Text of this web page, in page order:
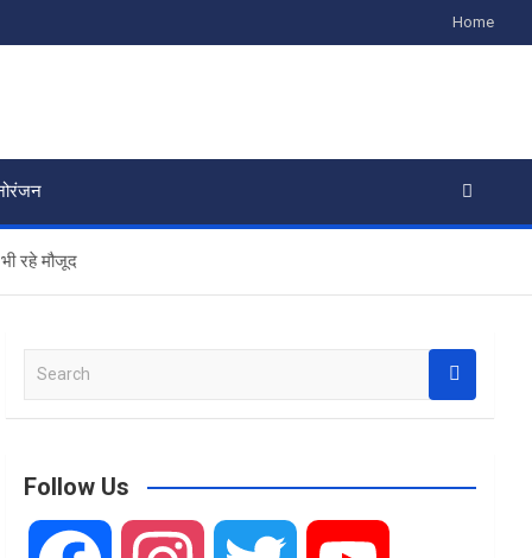
Home
रहे मौजूद
a
c
Follow Us